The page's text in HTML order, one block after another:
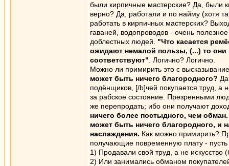
были кирпичные мастерские? Да, были
верно? Да, работали и по найму (хотя
работать в кирпичных мастерских?
гаваней, водопроводов - очень
доблестных людей. "Что касается
ожидают немалой пользы, (...) то
соответствуют" . Логично? Логично.
Можно ли примирить это с
может быть ничего благородного?
подёнщиков, [/b]чей покупается труд, а
за рабское состояние. Презренными
же перепродать; ибо они получают
ничего более постыдного, чем
может быть ничего благородного,
наслаждения. Как можно примирить?
получающие повременную плату -
1) Продавали свой труд, а не
2) Или занимались обманом